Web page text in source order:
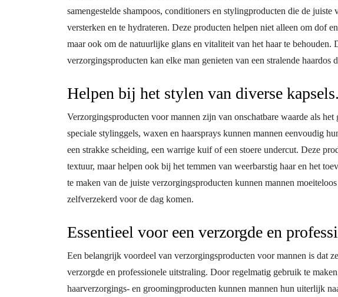
samengestelde shampoos, conditioners en stylingproducten die de juiste
versterken en te hydrateren. Deze producten helpen niet alleen om dof
maar ook om de natuurlijke glans en vitaliteit van het haar te behouden.
verzorgingsproducten kan elke man genieten van een stralende haardos
Helpen bij het stylen van diverse kapsels.
Verzorgingsproducten voor mannen zijn van onschatbare waarde als
speciale stylinggels, waxen en haarsprays kunnen mannen eenvoudig
een strakke scheiding, een warrige kuif of een stoere undercut. Deze
textuur, maar helpen ook bij het temmen van weerbarstig haar en het
te maken van de juiste verzorgingsproducten kunnen mannen
zelfverzekerd voor de dag komen.
Essentieel voor een verzorgde en
Een belangrijk voordeel van verzorgingsproducten voor mannen is dat
verzorgde en professionele uitstraling. Door regelmatig gebruik te
haarverzorgings- en groomingproducten kunnen mannen hun uiterlijk